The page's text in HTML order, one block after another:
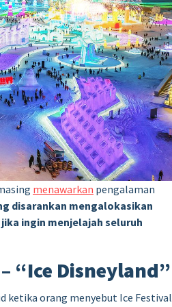
menawarkan pengalaman
disarankan mengalokasikan
ingin menjelajah seluruh
“Ice Disneyland”
ketika orang menyebut Ice Festival